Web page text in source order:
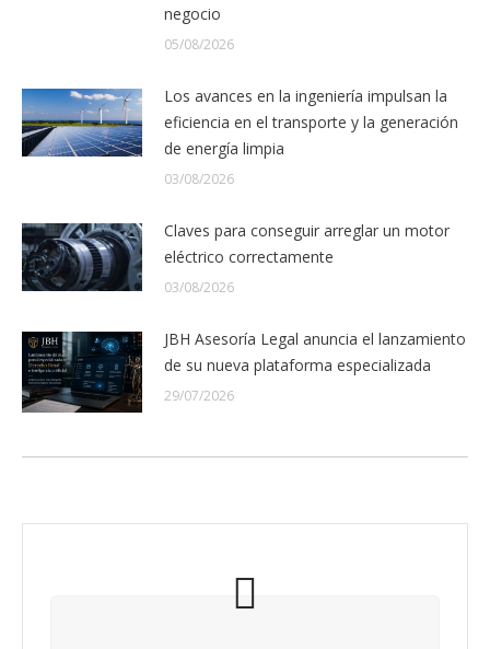
negocio
05/08/2026
Los avances en la ingeniería impulsan la
eficiencia en el transporte y la generación
de energía limpia
03/08/2026
Claves para conseguir arreglar un motor
eléctrico correctamente
03/08/2026
JBH Asesoría Legal anuncia el lanzamiento
de su nueva plataforma especializada
29/07/2026